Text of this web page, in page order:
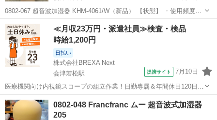
0802-067 超音波加湿器 KHM-4061/W（新品） 【状態】 ・使用頻度の
少ない美品です ・詳細は現地でご確認ください ・お値引きは出来かね
ますのでご了承願います ※中古品のため、状態についてはご...
福島 会津若松市 季節、空調家電 KHM
≪月収23万円・派遣社員≫検査・検品
時給1,200円
日払い
株式会社BREXA Next
会津若松駅
提携サイト 7月10日
医療機関向け内視鏡スコープの組立作業！日勤専属＆年間休日120日
★◎20代～40代の男女活躍中！送迎あり！マイカー通勤OK◎無料駐車
場あり★日払いあり◎空調完備で快適作業！《福島県会津若松市》 人
気の工場のお仕事 ◇医療機...
福島 会津若松市
0802-048 Francfranc ムー 超音波式加湿器
205